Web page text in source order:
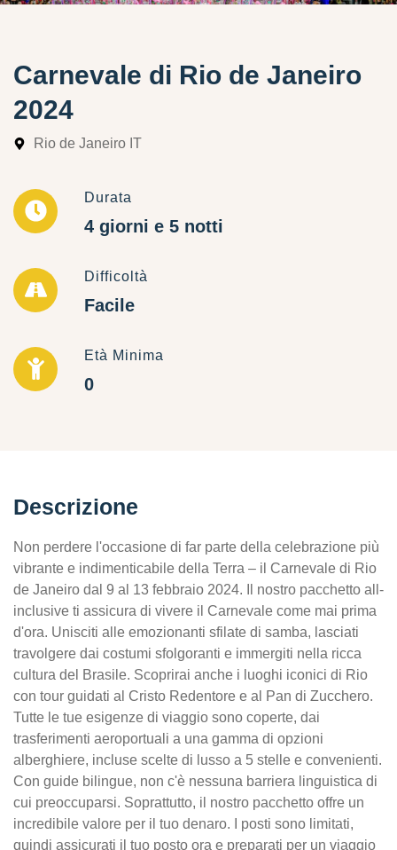
Carnevale di Rio de Janeiro
2024
Rio de Janeiro IT
Durata
4 giorni e 5 notti
Difficoltà
Facile
Età Minima
0
Descrizione
Non perdere l'occasione di far parte della celebrazione più
vibrante e indimenticabile della Terra – il Carnevale di Rio
de Janeiro dal 9 al 13 febbraio 2024. Il nostro pacchetto all-
inclusive ti assicura di vivere il Carnevale come mai prima
d'ora. Unisciti alle emozionanti sfilate di samba, lasciati
travolgere dai costumi sfolgoranti e immergiti nella ricca
cultura del Brasile. Scoprirai anche i luoghi iconici di Rio
con tour guidati al Cristo Redentore e al Pan di Zucchero.
Tutte le tue esigenze di viaggio sono coperte, dai
trasferimenti aeroportuali a una gamma di opzioni
alberghiere, incluse scelte di lusso a 5 stelle e convenienti.
Con guide bilingue, non c'è nessuna barriera linguistica di
cui preoccuparsi. Soprattutto, il nostro pacchetto offre un
incredibile valore per il tuo denaro. I posti sono limitati,
quindi assicurati il tuo posto ora e preparati per un viaggio